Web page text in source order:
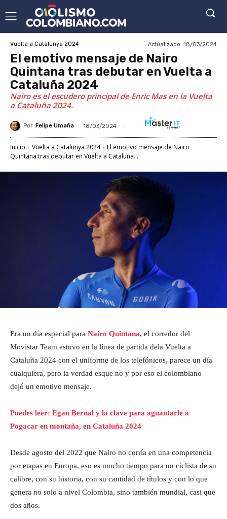
Vuelta a Catalunya 2024 Actualizado: 18/03/2024
El emotivo mensaje de Nairo
Quintana tras debutar en Vuelta a
Cataluña 2024
Nairo es el escudero principal de Enric Mas en la Vuelta
a Cataluña 2024.
Por Felipe Umaña 18/03/2024
Inicio Vuelta a Catalunya 2024
El emotivo mensaje de Nairo
Quintana tras debutar en Vuelta a Cataluña...
Era un día especial para Nairo Quintana, el corredor del
Movistar Team estuvo en la línea de partida dela Vuelta a
Cataluña 2024 con el uniforme de los telefónicos, parece un día
cualquiera, pero la verdad esque no y por eso el colombiano
dejó un emotivo mensaje.
Puedes leer: Egan Bernal y la clave para aguantarle a
Pogacar en montaña, en Cataluña 2024
Desde agosto del 2022 que Nairo no corría en una competencia
por etapas en Europa, eso es mucho tiempo para un ciclista de su
calibre, con su historia, con su cantidad de títulos y con lo que
genera no solo a nivel Colombia, sino también mundial, casi que
dos años.